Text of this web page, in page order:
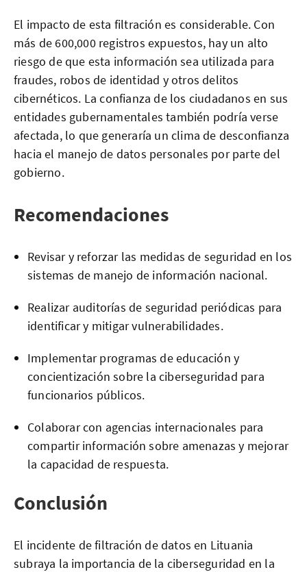
El impacto de esta filtración es considerable. Con
más de 600,000 registros expuestos, hay un alto
riesgo de que esta información sea utilizada para
fraudes, robos de identidad y otros delitos
cibernéticos. La confianza de los ciudadanos en sus
entidades gubernamentales también podría verse
afectada, lo que generaría un clima de desconfianza
hacia el manejo de datos personales por parte del
gobierno.
Recomendaciones
Revisar y reforzar las medidas de seguridad en los
sistemas de manejo de información nacional.
Realizar auditorías de seguridad periódicas para
identificar y mitigar vulnerabilidades.
Implementar programas de educación y
concientización sobre la ciberseguridad para
funcionarios públicos.
Colaborar con agencias internacionales para
compartir información sobre amenazas y mejorar
la capacidad de respuesta.
Conclusión
El incidente de filtración de datos en Lituania
subraya la importancia de la ciberseguridad en la